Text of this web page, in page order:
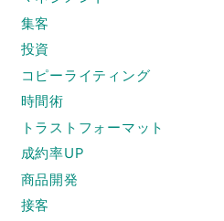
集客
投資
コピーライティング
時間術
トラストフォーマット
成約率UP
商品開発
接客